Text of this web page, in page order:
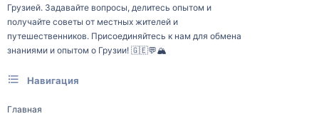
Грузией. Задавайте вопросы, делитесь опытом и
получайте советы от местных жителей и
путешественников. Присоединяйтесь к нам для обмена
знаниями и опытом о Грузии! 🇬🇪💬🏔️
Навигация
Главная